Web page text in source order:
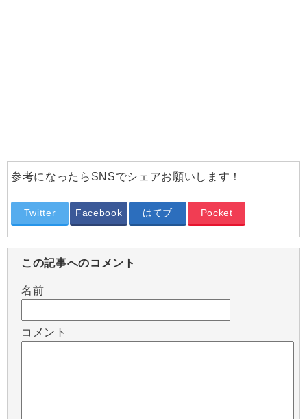
参考になったらSNSでシェアお願いします！
Twitter Facebook はてブ Pocket
この記事へのコメント
名前
コメント